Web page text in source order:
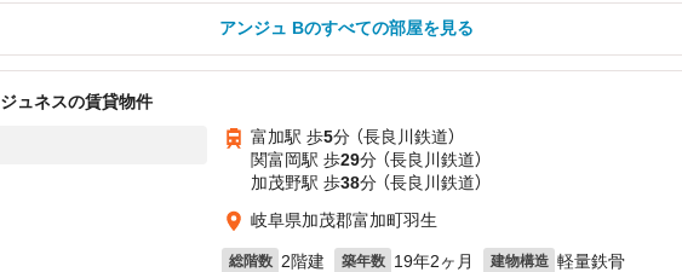
アンジュ Bのすべての部屋を見る
ジュネスの賃貸物件
富加駅 歩5分 （長良川鉄道）
関富岡駅 歩29分 （長良川鉄道）
加茂野駅 歩38分 （長良川鉄道）
岐阜県加茂郡富加町羽生
総階数 2階建 築年数 19年2ヶ月 建物構造 軽量鉄骨